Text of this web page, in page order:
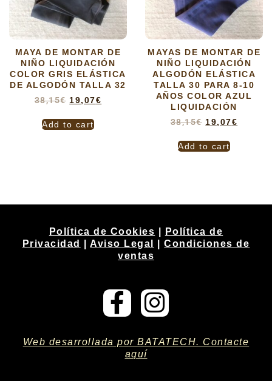
MAYA DE MONTAR DE
NIÑO LIQUIDACIÓN
COLOR GRIS ELÁSTICA
DE ALGODÓN TALLA 32
38,15€ 19,07€
Add to cart
MAYAS DE MONTAR DE
NIÑO LIQUIDACIÓN
ALGODÓN ELÁSTICA
TALLA 30 PARA 8-10
AÑOS COLOR AZUL
LIQUIDACIÓN
38,15€ 19,07€
Add to cart
Política de Cookies
Política de
Privacidad
|Aviso Legal |Condiciones de
ventas
Web desarrollada por BATATECH. Contacte
aquí